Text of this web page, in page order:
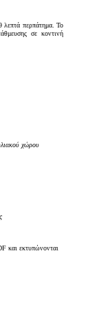
περπάτημα. Το
σε κοντινή
χώρου
και εκτυπώνονται